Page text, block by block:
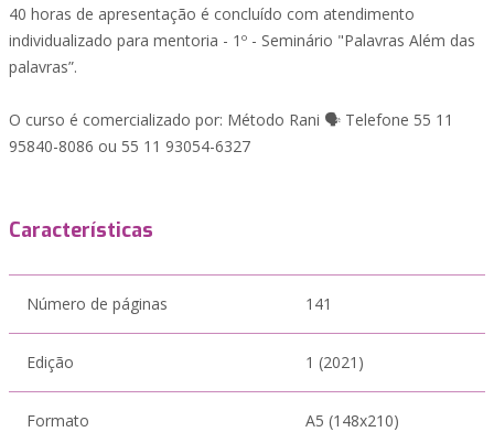
40 horas de apresentação é concluído com atendimento
individualizado para mentoria - 1º - Seminário "Palavras Além das
palavras”.
O curso é comercializado por: Método Rani 🗣 Telefone 55 11
95840-8086 ou 55 11 93054-6327
Características
Número de páginas 141
Edição 1 (2021)
Formato A5 (148x210)